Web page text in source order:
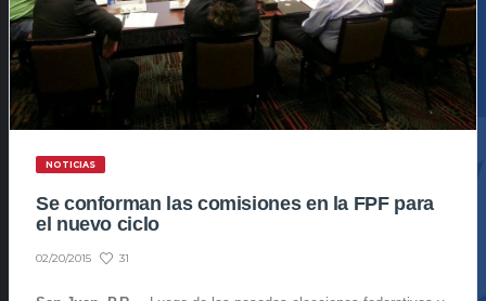
NOTICIAS
Se conforman las comisiones en la FPF para
el nuevo ciclo
02/20/2015 31